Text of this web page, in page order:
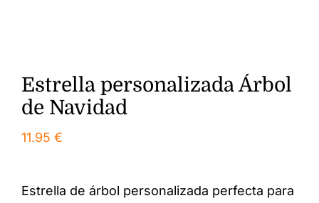
Estrella personalizada Árbol
de Navidad
11.95 €
Estrella de árbol personalizada perfecta para